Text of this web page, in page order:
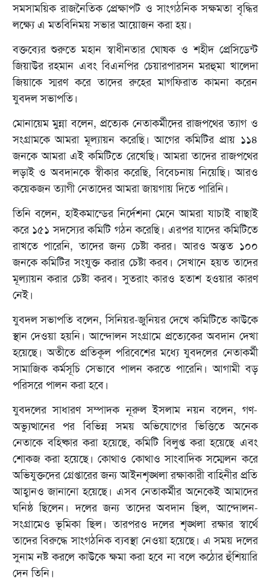
সমসাময়িক রাজনৈতিক প্রেক্ষাপট ও সাংগঠনিক সক্ষমতা বৃদ্ধির
লক্ষ্যে এ মতবিনিময় সভার আয়োজন করা হয়।
বক্তব্যের শুরুতে মহান স্বাধীনতার ঘোষক ও শহীদ প্রেসিডেন্ট
জিয়াউর রহমান এবং বিএনপির চেয়ারপারসন মরহুমা খালেদা
জিয়াকে স্মরণ করে তাদের রুহের মাগফিরাত কামনা করেন
যুবদল সভাপতি।
মোনায়েম মুন্না বলেন, প্রত্যেক নেতাকর্মীদের রাজপথের ত্যাগ ও
সংগ্রামকে আমরা মূল্যায়ন করেছি। আগের কমিটির প্রায় ১১৪
জনকে আমরা এই কমিটিতে রেখেছি। আমরা তাদের রাজপথের
লড়াই ও অবদানকে স্বীকার করেছি, বিবেচনায় নিয়েছি। আরও
কয়েকজন ত্যাগী নেতাদের আমরা জায়গায় দিতে পারিনি।
তিনি বলেন, হাইকমান্ডের নির্দেশনা মেনে আমরা যাচাই বাছাই
করে ১৫১ সদস্যের কমিটি গঠন করেছি। এরপর যাদের কমিটিতে
রাখতে পারেনি, তাদের জন্য চেষ্টা করর। আরও অন্তত ১০০
জনকে কমিটির সংযুক্ত করার চেষ্টা করব। সেখানে হয়ত তাদের
মূল্যায়ন করার চেষ্টা করব। সুতরাং কারও হতাশ হওয়ার কারণ
নেই।
যুবদল সভাপতি বলেন, সিনিয়র-জুনিয়র দেখে কমিটিতে কাউকে
স্থান দেওয়া হয়নি। আন্দোলন সংগ্রামে প্রত্যেকের অবদান দেখা
হয়েছে। অতীতে প্রতিকূল পরিবেশের মধ্যে যুবদলের নেতাকর্মী
সামাজিক কর্মসূচি সেভাবে পালন করতে পারেনি। আগামী বড়
পরিসরে পালন করা হবে।
যুবদলের সাধারণ সম্পাদক নূরুল ইসলাম নয়ন বলেন, গণ-
অভ্যুত্থানের পর বিভিন্ন সময় অভিযোগের ভিত্তিতে অনেক
নেতাকে বহিষ্কার করা হয়েছে, কমিটি বিলুপ্ত করা হয়েছে এবং
শোকজ করা হয়েছে। কোথাও কোথাও সাংবাদিক সম্মেলন করে
অভিযুক্তদের গ্রেপ্তারের জন্য আইনশৃঙ্খলা রক্ষাকারী বাহিনীর প্রতি
আহ্বানও জানানো হয়েছে। এসব নেতাকর্মীর অনেকেই আমাদের
ঘনিষ্ঠ ছিলেন। দলের জন্য তাদের অবদান ছিল, আন্দোলন-
সংগ্রামেও ভূমিকা ছিল। তারপরও দলের শৃঙ্খলা রক্ষার স্বার্থে
তাদের বিরুদ্ধে সাংগঠনিক ব্যবস্থা নেওয়া হয়েছে। এ সময় দলের
সুনাম নষ্ট করলে কাউকে ক্ষমা করা হবে না বলে কঠোর হুঁশিয়ারি
দেন তিনি।